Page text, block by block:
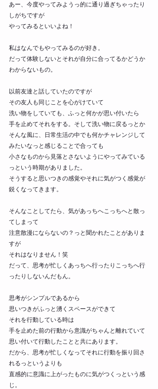
あー、今度やってみようっ的に通り過ぎちゃったり
しがちですが
やってみるといいよね！
私はなんでもやってみるのが好き。
だって体験しないとそれが自分に合ってるかどうか
わからないもの。
以前友達と話していたのですが
その友人も同じことを心がけていて
洗い物をしていても、ふっと何かが思い付いたら
手を止めてそれをする。そして洗い物に戻るっとか
そんな風に、日常生活の中でも何かチャレンジして
みたいなっと感じることで合っても
小さなものから見落とさないようにやってみている
っという時期がありました。
そうすると思いつきの感覚やそれに気がつく感覚が
鋭くなってきます。
そんなことしてたら、気があっちへこっちへと散っ
てしまって
注意散漫にならないの？っと聞かれたことがありま
すが
それはなりません！笑
だって、思考が忙しくあっちへ行ったりこっちへ行
ったりしないんだもん。
思考がシンプルであるから
思いつきがふっと湧くスペースができて
それを行動している時は
手を止めた前の行動から意識がちゃんと離れていて
思い付いて行動したことと共にあります。
だから、思考が忙しくなってそれに行動を振り回さ
れるっというよりも
直感的に意識に上がったものに気がつくっという感
じ。